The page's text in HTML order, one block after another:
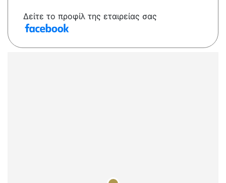
Δείτε το προφίλ της εταιρείας σας